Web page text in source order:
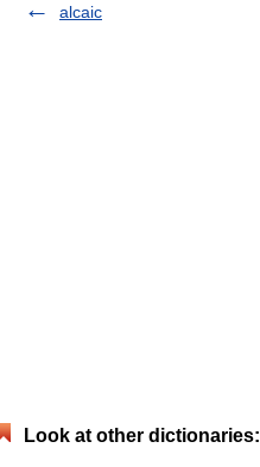
alcaic
Look at other dictionaries: